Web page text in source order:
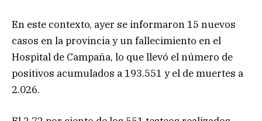
En este contexto, ayer se informaron 15 nuevos
casos en la provincia y un fallecimiento en el
Hospital de Campaña, lo que llevó el número de
positivos acumulados a 193.551 y el de muertes a
2.026.